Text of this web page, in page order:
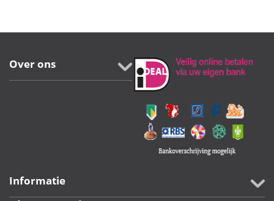
Over ons
Informatie